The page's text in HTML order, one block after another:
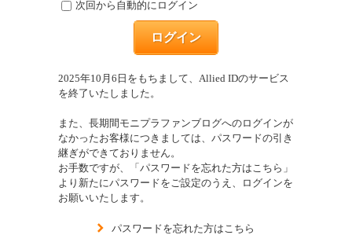
次回から自動的にログイン
ログイン
2025年10月6日をもちまして、Allied IDのサービス
を終了いたしました。
また、長期間モニプラファンブログへのログインが
なかったお客様につきましては、パスワードの引き
継ぎができておりません。
お手数ですが、「パスワードを忘れた方はこちら」
より新たにパスワードをご設定のうえ、ログインを
お願いいたします。
パスワードを忘れた方はこちら